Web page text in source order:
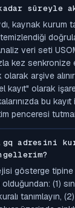
kadar
kaynak kurum
temizlendiği
veri seti
kez senkronize
olarak arşive
kayıt" olarak
bu
penceresi
adresini
gösterge tipine
(1)
tanımlayın,